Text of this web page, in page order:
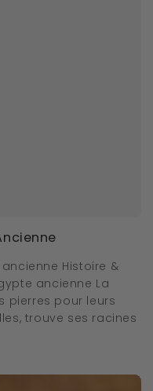
Histoire &
ancienne La
pierres pour leurs
trouve ses racines